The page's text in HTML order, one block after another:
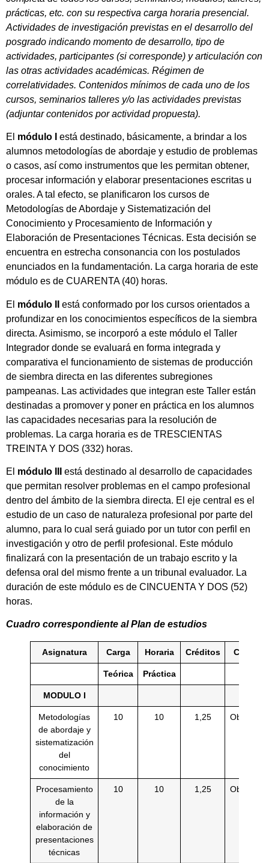
prácticas, etc. con su respectiva carga horaria presencial.
Actividades de investigación previstas en el desarrollo del
posgrado indicando momento de desarrollo, tipo de
actividades, participantes (si corresponde) y articulación con
las otras actividades académicas. Régimen de
correlatividades. Contenidos mínimos de cada uno de los
cursos, seminarios talleres y/o las actividades previstas
(adjuntar contenidos por actividad propuesta).
El módulo I
está destinado, básicamente, a brindar a los
alumnos metodologías de abordaje y estudio de problemas
o casos, así como instrumentos que les permitan obtener,
procesar información y elaborar presentaciones escritas u
orales. A tal efecto, se planificaron los cursos de
Metodologías de Abordaje y Sistematización del
Conocimiento y Procesamiento de Información y
Elaboración de Presentaciones Técnicas. Esta decisión se
encuentra en estrecha consonancia con los postulados
enunciados en la fundamentación. La carga horaria de este
módulo es de CUARENTA (40) horas.
El módulo II
está conformado por los cursos orientados a
profundizar en los conocimientos específicos de la siembra
directa. Asimismo, se incorporó a este módulo el Taller
Integrador donde se evaluará en forma integrada y
comparativa el funcionamiento de sistemas de producción
de siembra directa en las diferentes subregiones
pampeanas. Las actividades que integran este Taller están
destinadas a promover y poner en práctica en los alumnos
las capacidades necesarias para la resolución de
problemas. La carga horaria es de TRESCIENTAS
TREINTA Y DOS (332) horas.
El módulo III
está destinado al desarrollo de capacidades
que permitan resolver problemas en el campo profesional
dentro del ámbito de la siembra directa. El eje central es el
estudio de un caso de naturaleza profesional por parte del
alumno, para lo cual será guiado por un tutor con perfil en
investigación y otro de perfil profesional. Este módulo
finalizará con la presentación de un trabajo escrito y la
defensa oral del mismo frente a un tribunal evaluador. La
duración de este módulo es de CINCUENTA Y DOS (52)
horas.
Cuadro correspondiente al Plan de estudios
Asignatura Carga Horaria Créditos Carácter
Teórica Práctica
MODULO I
Metodologías
de abordaje y
sistematización
del
conocimiento
10 10 1,25
Procesamiento
de la
información y
elaboración de
presentaciones
técnicas
10 10 1,25